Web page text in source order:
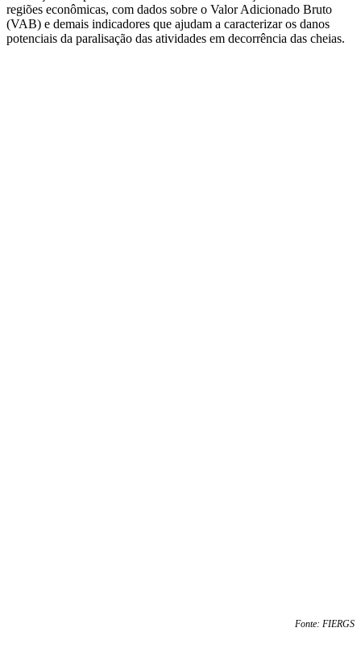
regiões econômicas, com dados sobre o Valor Adicionado Bruto
(VAB) e demais indicadores que ajudam a caracterizar os danos
potenciais da paralisação das atividades em decorrência das cheias.
Fonte: FIERGS